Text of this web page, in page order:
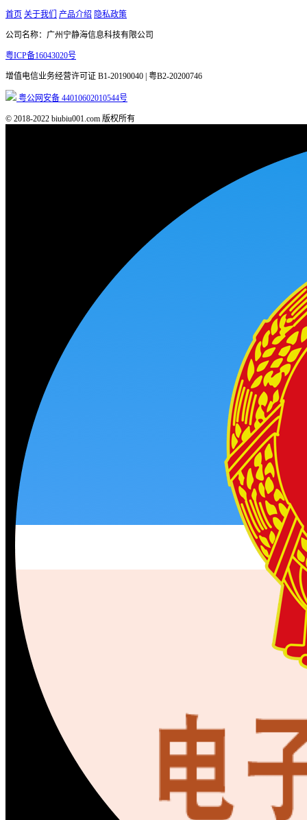
首页 关于我们 产品介绍 隐私政策
公司名称：广州宁静海信息科技有限公司
粤ICP备16043020号
增值电信业务经营许可证 B1-20190040 | 粤B2-20200746
粤公网安备 44010602010544号
© 2018-2022 biubiu001.com 版权所有